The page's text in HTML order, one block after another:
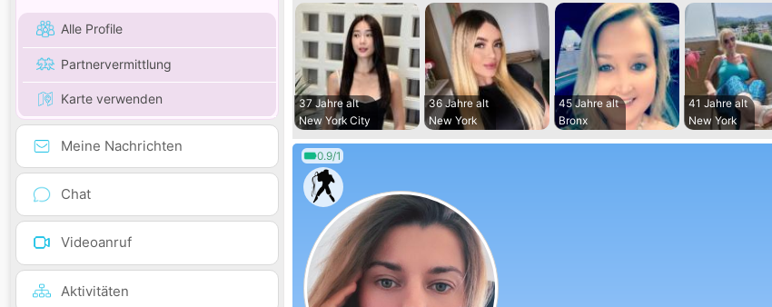
Alle Profile
Partnervermittlung
Karte verwenden
Meine Nachrichten
Chat
Videoanruf
Aktivitäten
37 Jahre alt
New York City
36 Jahre alt
New York
45 Jahre alt
Bronx
41 Jahre alt
New York
0.9/1